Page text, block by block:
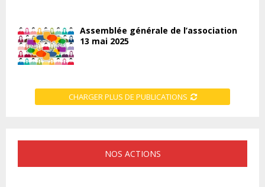
Assemblée générale de l’association
13 mai 2025
CHARGER PLUS DE PUBLICATIONS
NOS ACTIONS